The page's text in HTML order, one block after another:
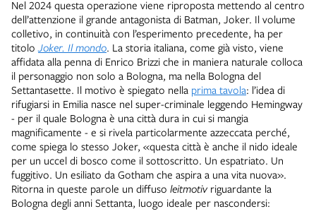
Nel 2024 questa operazione viene riproposta mettendo al centro
dell’attenzione il grande antagonista di Batman, Joker. Il volume
colletivo, in continuità con l’esperimento precedente, ha per
titoloJoker. Il mondo. La storia italiana, come già visto, viene
affidata alla penna di Enrico Brizzi che in maniera naturale colloca
il personaggio non solo a Bologna, ma nella Bologna del
Settantasette. Il motivo è spiegato nella prima tavola: l’idea di
rifugiarsi in Emilia nasce nel super-criminale leggendo Hemingway
- per il quale Bologna è una città dura in cui si mangia
magnificamente - e si rivela particolarmente azzeccata perché,
come spiega lo stesso Joker, «questa città è anche il nido ideale
per un uccel di bosco come il sottoscritto. Un espatriato. Un
fuggitivo. Un esiliato da Gotham che aspira a una vita nuova».
Ritorna in queste parole un diffuso leitmotivriguardante la
Bologna degli anni Settanta, luogo ideale per nascondersi: